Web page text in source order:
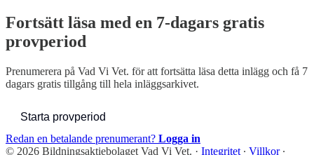
Fortsätt läsa med en 7-dagars gratis
provperiod
Prenumerera på Vad Vi Vet. för att fortsätta läsa detta inlägg och få 7
dagars gratis tillgång till hela inläggsarkivet.
Starta provperiod
Redan en betalande prenumerant? Logga in
© 2026 Bildningsaktiebolaget Vad Vi Vet. · Integritet ∙ Villkor∙